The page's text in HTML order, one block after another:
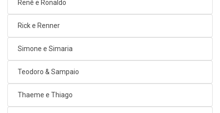
Renê e Ronaldo
Rick e Renner
Simone e Simaria
Teodoro & Sampaio
Thaeme e Thiago